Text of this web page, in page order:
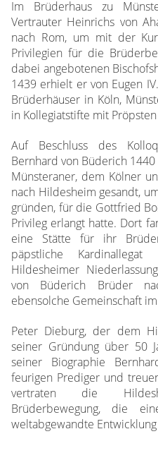
Im Brüderhaus zu
Vertrauter Heinrichs von
nach Rom, um mit der
Privilegien für die
dabei angebotenen
1439 erhielt er von Eugen
Brüderhäuser in Köln,
in Kollegiatstifte mit
Auf Beschluss des
Bernhard von Büderich
Münsteraner, dem Kölner
nach Hildesheim gesandt,
gründen, für die Gottfried
Privileg erlangt hatte. Dort
eine Stätte für ihr
päpstliche
Hildesheimer
von Büderich Brüder
ebensolche Gemeinschaft im
Peter Dieburg, der dem
seiner Gründung über 50
seiner Biographie
feurigen Prediger und
vertraten die
Brüderbewegung, die
weltabgewandte